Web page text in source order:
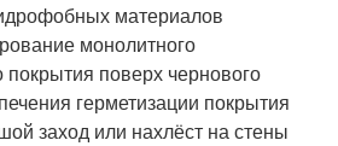
материалов
монолитного
поверх чернового
герметизации покрытия
заход или нахлёст на стены